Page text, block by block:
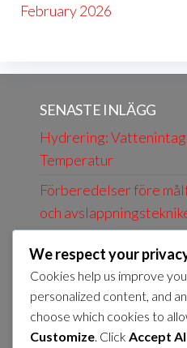
February 2026
SENASTE INLÄGG
Hydrering:
Temperatur
Förberedelser före
och
uppblåsthet
Måltidsförberedelse
Tillagningsmetoder
Måltider som är Snälla
Varmt vatten:
We respect your
Cookies help us improve
personalized content, and
choose which cookies to
Customize. Click Accept